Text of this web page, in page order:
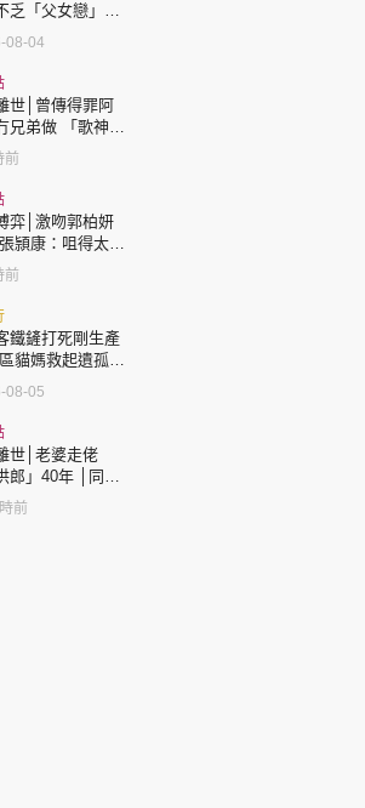
乏「父女戀」
」 年齡差距最大
受矚目有李龍
08-04
世│曾傳得罪阿
兄弟做 「歌神」
筆撰寫悼念忘友
前
弈│激吻郭柏妍
頴康：咀得太
都唔享受！
前
鐵鏟打死剛生產
貓媽救起遺孤貓
育
08-05
世│老婆走佬
郎」40年 │同許
合作《浪子心
典 合作7年拆夥
前